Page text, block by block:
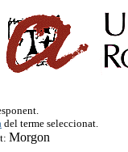
del terme seleccionat.
Morgon